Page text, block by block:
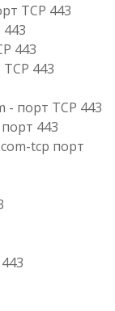
TCP 443
443
443
- порт TCP 443
443
tcp порт